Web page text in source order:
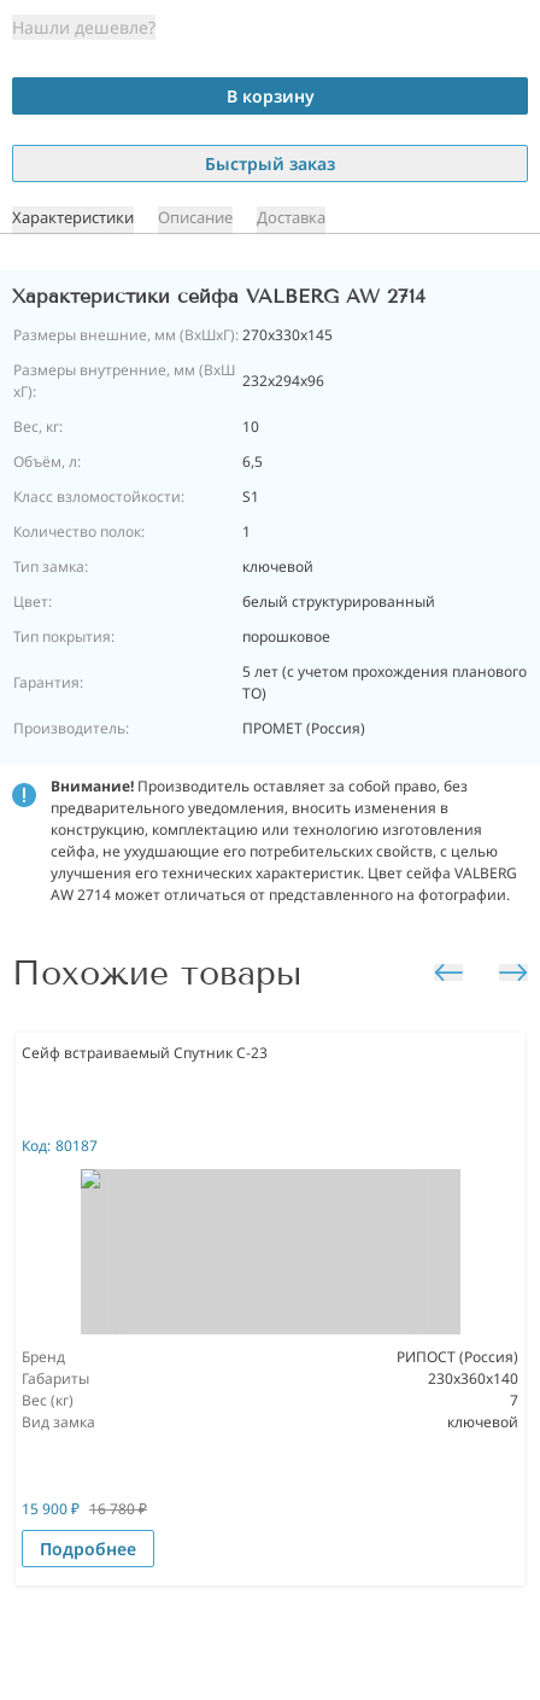
Нашли дешевле?
В корзину
Быстрый заказ
Характеристики Описание Доставка
Характеристики сейфа VALBERG AW 2714
Размеры внешние, мм (ВхШхГ):270x330x145
Размеры внутренние, мм (ВхШ
хГ):
232x294x96
Вес, кг:
10
Объём, л:
6,5
Класс взломостойкости:
S1
Количество полок:
1
Тип замка:
ключевой
Цвет:
белый структурированный
Тип покрытия:
порошковое
Гарантия:
5 лет (с учетом прохождения планового
ТО)
Производитель:
ПРОМЕТ (Россия)
Внимание! Производитель оставляет за собой право, без
предварительного уведомления, вносить изменения в
конструкцию, комплектацию или технологию изготовления
сейфа, не ухудшающие его потребительских свойств, с целью
улучшения его технических характеристик. Цвет сейфа VALBERG
AW 2714 может отличаться от представленного на фотографии.
Похожие товары
Сейф встраиваемый Спутник С-23
Код: 80187
Бренд
РИПОСТ (Россия)
Габариты
230x360x140
Вес (кг)
7
Вид замка
ключевой
15 900₽ 16 780₽
Подробнее